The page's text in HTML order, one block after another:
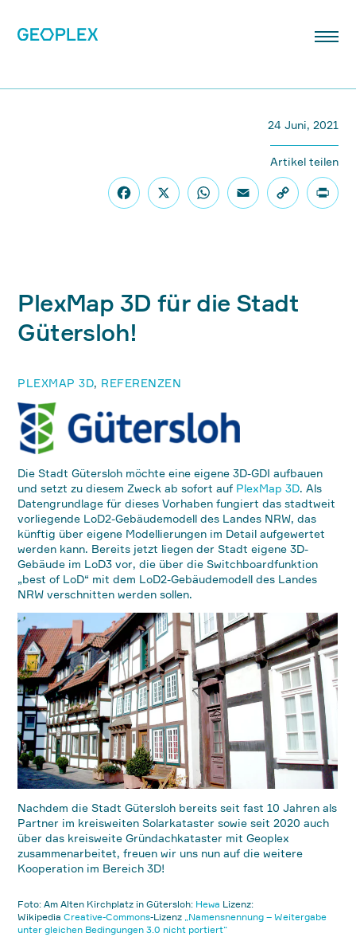
PLEXMAP 3D, REFERENZEN
PlexMap 3D für die Stadt
Gütersloh!
Die Stadt Gütersloh möchte eine eigene 3D-GDI aufbauen
und setzt zu diesem Zweck ab sofort auf PlexMap 3D. Als
Datengrundlage für dieses Vorhaben fungiert das stadtweit
vorliegende LoD2-Gebäudemodell des Landes NRW, das
künftig über eigene Modellierungen im Detail aufgewertet
werden kann. Bereits jetzt liegen der Stadt eigene 3D-
Gebäude im LoD3 vor, die über die Switchboardfunktion
„best of LoD“ mit dem LoD2-Gebäudemodell des Landes
NRW verschnitten werden sollen.
Nachdem die Stadt Gütersloh bereits seit fast 10 Jahren als
Partner im kreisweiten Solarkataster sowie seit 2020 auch
über das kreisweite Gründachkataster mit Geoplex
zusammenarbeitet, freuen wir uns nun auf die weitere
Kooperation im Bereich 3D!
Foto:Am Alten Kirchplatz in Gütersloh: Hewa Lizenz:
WikipediaCreative-Commons-Lizenz „Namensnennung – Weitergabe
unter gleichen Bedingungen 3.0 nicht portiert“
24 Juni, 2021
Artikel teilen